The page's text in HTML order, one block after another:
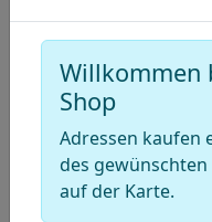
Verkäufer)
Draw
Draw
Willkommen
Shop
Adressen kaufen
des
auf der Karte.